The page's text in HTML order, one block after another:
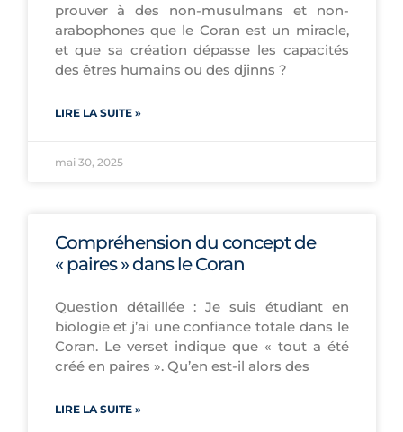
prouver à des non-musulmans et non-
arabophones que le Coran est un miracle,
et que sa création dépasse les capacités
des êtres humains ou des djinns ?
LIRE LA SUITE »
mai 30, 2025
Compréhension du concept de
« paires » dans le Coran
Question détaillée : Je suis étudiant en
biologie et j’ai une confiance totale dans le
Coran. Le verset indique que « tout a été
créé en paires ». Qu’en est-il alors des
LIRE LA SUITE »